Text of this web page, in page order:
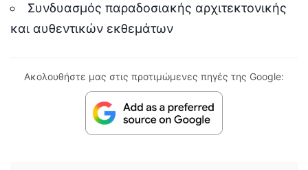
Συνδυασμός παραδοσιακής αρχιτεκτονικής
και αυθεντικών εκθεμάτων
Ακολουθήστε μας στις προτιμώμενες πηγές της Google: